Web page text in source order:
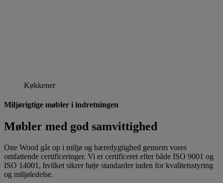
Køkkener
Miljørigtige møbler i indretningen
Møbler med god samvittighed
One Wood går op i miljø og bæredygtighed gennem vores
omfattende certificeringer. Vi er certificeret efter både ISO 9001 og
ISO 14001, hvilket sikrer høje standarder inden for kvalitetsstyring
og miljøledelse.